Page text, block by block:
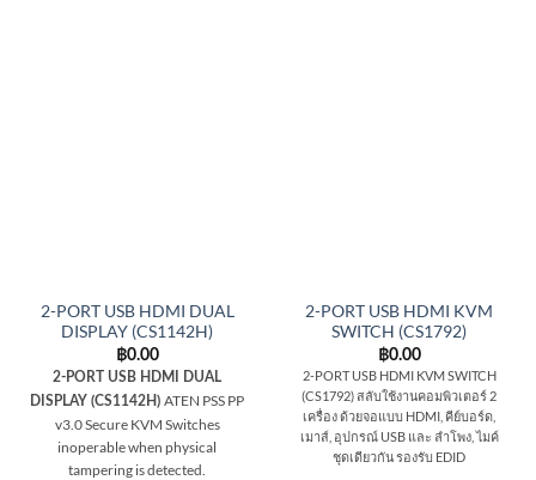
2-PORT USB HDMI DUAL
DISPLAY (CS1142H)
฿0.00
2-PORT USB HDMI DUAL
DISPLAY (CS1142H) ATEN PSS PP
v3.0 Secure KVM Switches
inoperable when physical
tampering is detected.
2-PORT USB HDMI KVM
SWITCH (CS1792)
฿0.00
2-PORT USB HDMI KVM SWITCH
(CS1792) สลับใช้งานคอมพิวเตอร์ 2
เครื่อง ด้วยจอแบบ HDMI, คีย์บอร์ด,
เมาส์, อุปกรณ์ USB และ ลำโพง, ไมค์
ชุดเดียวกัน รองรับ EDID